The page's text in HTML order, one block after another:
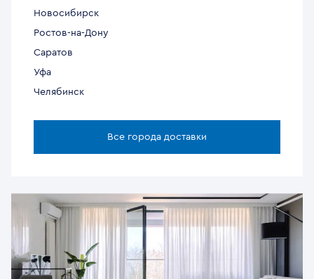
Новосибирск
Ростов-на-Дону
Саратов
Уфа
Челябинск
Все города доставки